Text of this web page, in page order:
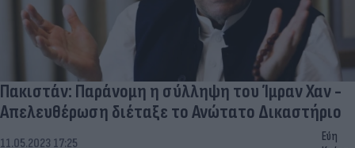
Πακιστάν: Παράνομη η σύλληψη του Ίμραν Χαν -
Απελευθέρωση διέταξε το Ανώτατο Δικαστήριο
11.05.2023 17:25
Εύη